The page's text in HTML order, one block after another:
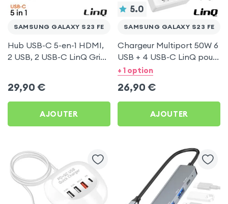
SAMSUNG GALAXY S23 FE
Hub USB-C 5-en-1 HDMI,
2 USB, 2 USB-C LinQ Gris
29,90 €
AJOUTER
5.0
SAMSUNG GALAXY S23 FE
Chargeur Multiport 50W 6
USB + 4 USB-C LinQ pour
Samsung Galaxy S23 FE
+ 1 option
26,90 €
AJOUTER